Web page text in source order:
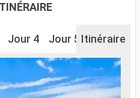
Jour 4 Jour 5 Itinéraire